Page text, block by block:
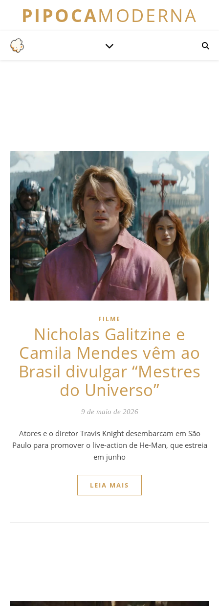
PIPOCAMODERNA
FILME
Nicholas Galitzine e
Camila Mendes vêm ao
Brasil divulgar “Mestres
do Universo”
9 de maio de 2026
Atores e o diretor Travis Knight desembarcam em São
Paulo para promover o live-action de He-Man, que estreia
em junho
LEIA MAIS